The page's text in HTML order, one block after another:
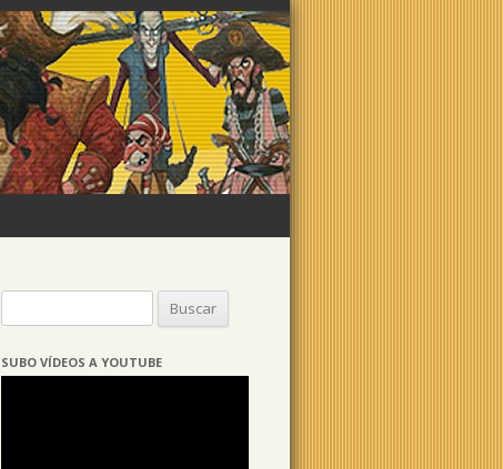
SUBO VÍDEOS A YOUTUBE